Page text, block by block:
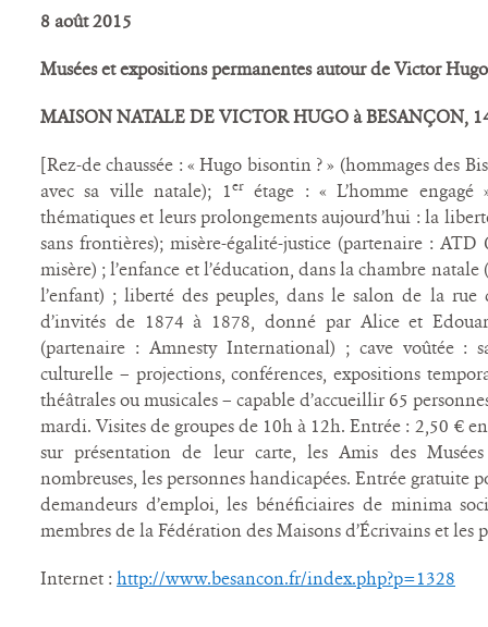
8 août 2015
Musées et expositions permanentes autour de Victor Hugo
MAISON NATALE DE VICTOR HUGO à BESANÇON,
[Rez-de chaussée : « Hugo bisontin ? » (hommages des
avec sa ville natale); 1erétage : « L’homme engagé
thématiques et leurs prolongements aujourd’hui : la
sans frontières); misère-égalité-justice (partenaire :
misère) ; l’enfance et l’éducation, dans la chambre
l’enfant) ; liberté des peuples, dans le salon de la
d’invités de 1874 à 1878, donné par Alice et
(partenaire : Amnesty International) ; cave voûtée :
culturelle – projections, conférences, expositions
théâtrales ou musicales – capable d’accueillir 65
mardi. Visites de groupes de 10h à 12h. Entrée : 2,50 €
sur présentation de leur carte, les Amis des
nombreuses, les personnes handicapées. Entrée gratuite
demandeurs d’emploi, les bénéficiaires de minima
membres de la Fédération des Maisons d’Écrivains et les
Internet : http://www.besancon.fr/index.php?p=1328